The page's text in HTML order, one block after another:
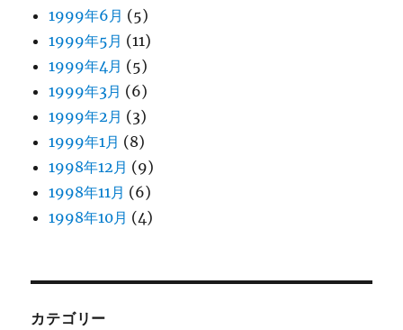
1999年6月 (5)
1999年5月 (11)
1999年4月 (5)
1999年3月 (6)
1999年2月 (3)
1999年1月 (8)
1998年12月 (9)
1998年11月 (6)
1998年10月 (4)
カテゴリー